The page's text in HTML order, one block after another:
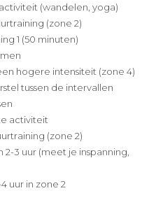
(wandelen, yoga)
(zone 2)
1 (50 minuten)
hogere intensiteit (zone 4)
tussen de intervallen
activiteit
(zone 2)
2-3 uur (meet je inspanning,
uur in zone 2